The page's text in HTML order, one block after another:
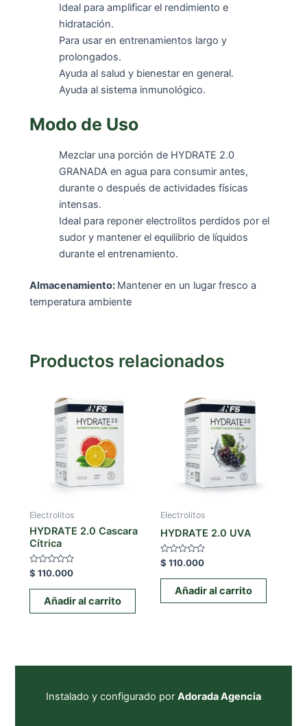
Ideal para amplificar el rendimiento e
hidratación.
Para usar en entrenamientos largo y
prolongados.
Ayuda al salud y bienestar en general.
Ayuda al sistema inmunológico.
Modo de Uso
Mezclar una porción de HYDRATE 2.0
GRANADA en agua para consumir antes,
durante o después de actividades físicas
intensas.
Ideal para reponer electrolitos perdidos por el
sudor y mantener el equilibrio de líquidos
durante el entrenamiento.
Almacenamiento: Mantener en un lugar fresco a
temperatura ambiente
Productos relacionados
Electrolitos
HYDRATE 2.0 Cascara
Cítrica
Valorado
con
0
$ 110.000
Añadir al carrito
Electrolitos
HYDRATE 2.0 UVA
Valorado
con
0
$ 110.000
Añadir al carrito
Instalado y configurado por Adorada Agencia